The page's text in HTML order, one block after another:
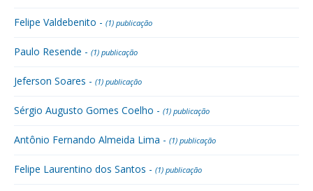
Felipe Valdebenito - (1) publicação
Paulo Resende - (1) publicação
Jeferson Soares - (1) publicação
Sérgio Augusto Gomes Coelho - (1) publicação
Antônio Fernando Almeida Lima - (1) publicação
Felipe Laurentino dos Santos - (1) publicação